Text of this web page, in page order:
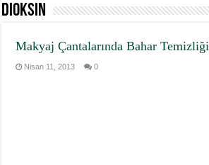
dioksin
Makyaj Çantalarında Bahar Temizliği
Nisan 11, 2013 0